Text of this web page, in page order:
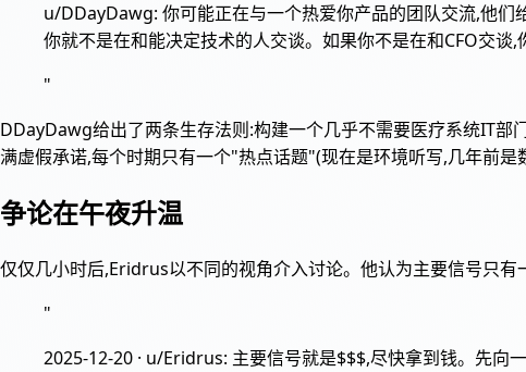
u/DDayDawg: 你可能正在与一个热爱你产品的团队交流,他
你就不是在和能决定技术的人交谈。如果你不是在和CFO交谈,
"
DDayDawg给出了两条生存法则:构建一个几乎不需要医疗系统IT
满虚假承诺,每个时期只有一个"热点话题"(现在是环境听写,几年前是
争论在午夜升温
仅仅几小时后,Eridrus以不同的视角介入讨论。他认为主要信号只有
"
2025-12-20 · u/Eridrus: 主要信号就是$$$,尽快拿到钱。先向